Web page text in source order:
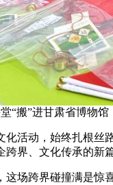
“搬”进甘肃省博物
动，始终扎根丝
界、文化传承的新篇
跨界碰撞满是惊